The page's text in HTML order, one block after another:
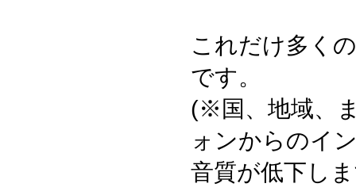
これだけ多く
です。
(※国、地域、
ォンからのイ
音質が低下し